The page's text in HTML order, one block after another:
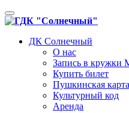
Toggle
navigation
ДК Солнечный
О нас
Запись в кружки
Купить билет
Пушкинская карта
Культурный код
Аренда